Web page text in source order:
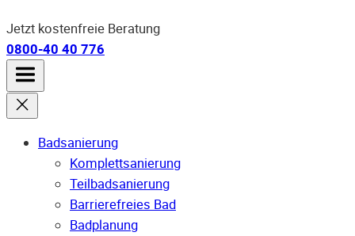
Jetzt kostenfreie Beratung
0800-40 40 776
Badsanierung
Komplettsanierung
Teilbadsanierung
Barrierefreies Bad
Badplanung